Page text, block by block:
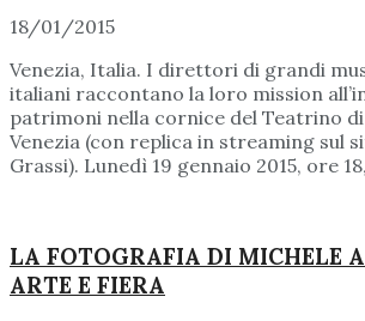
18/01/2015
Venezia, Italia. I direttori di grandi
italiani raccontano la loro mission
patrimoni nella cornice del Teatrino
Venezia (con replica in streaming sul
Grassi). Lunedì 19 gennaio 2015, ore
LA FOTOGRAFIA DI MICHELE
ARTE E FIERA